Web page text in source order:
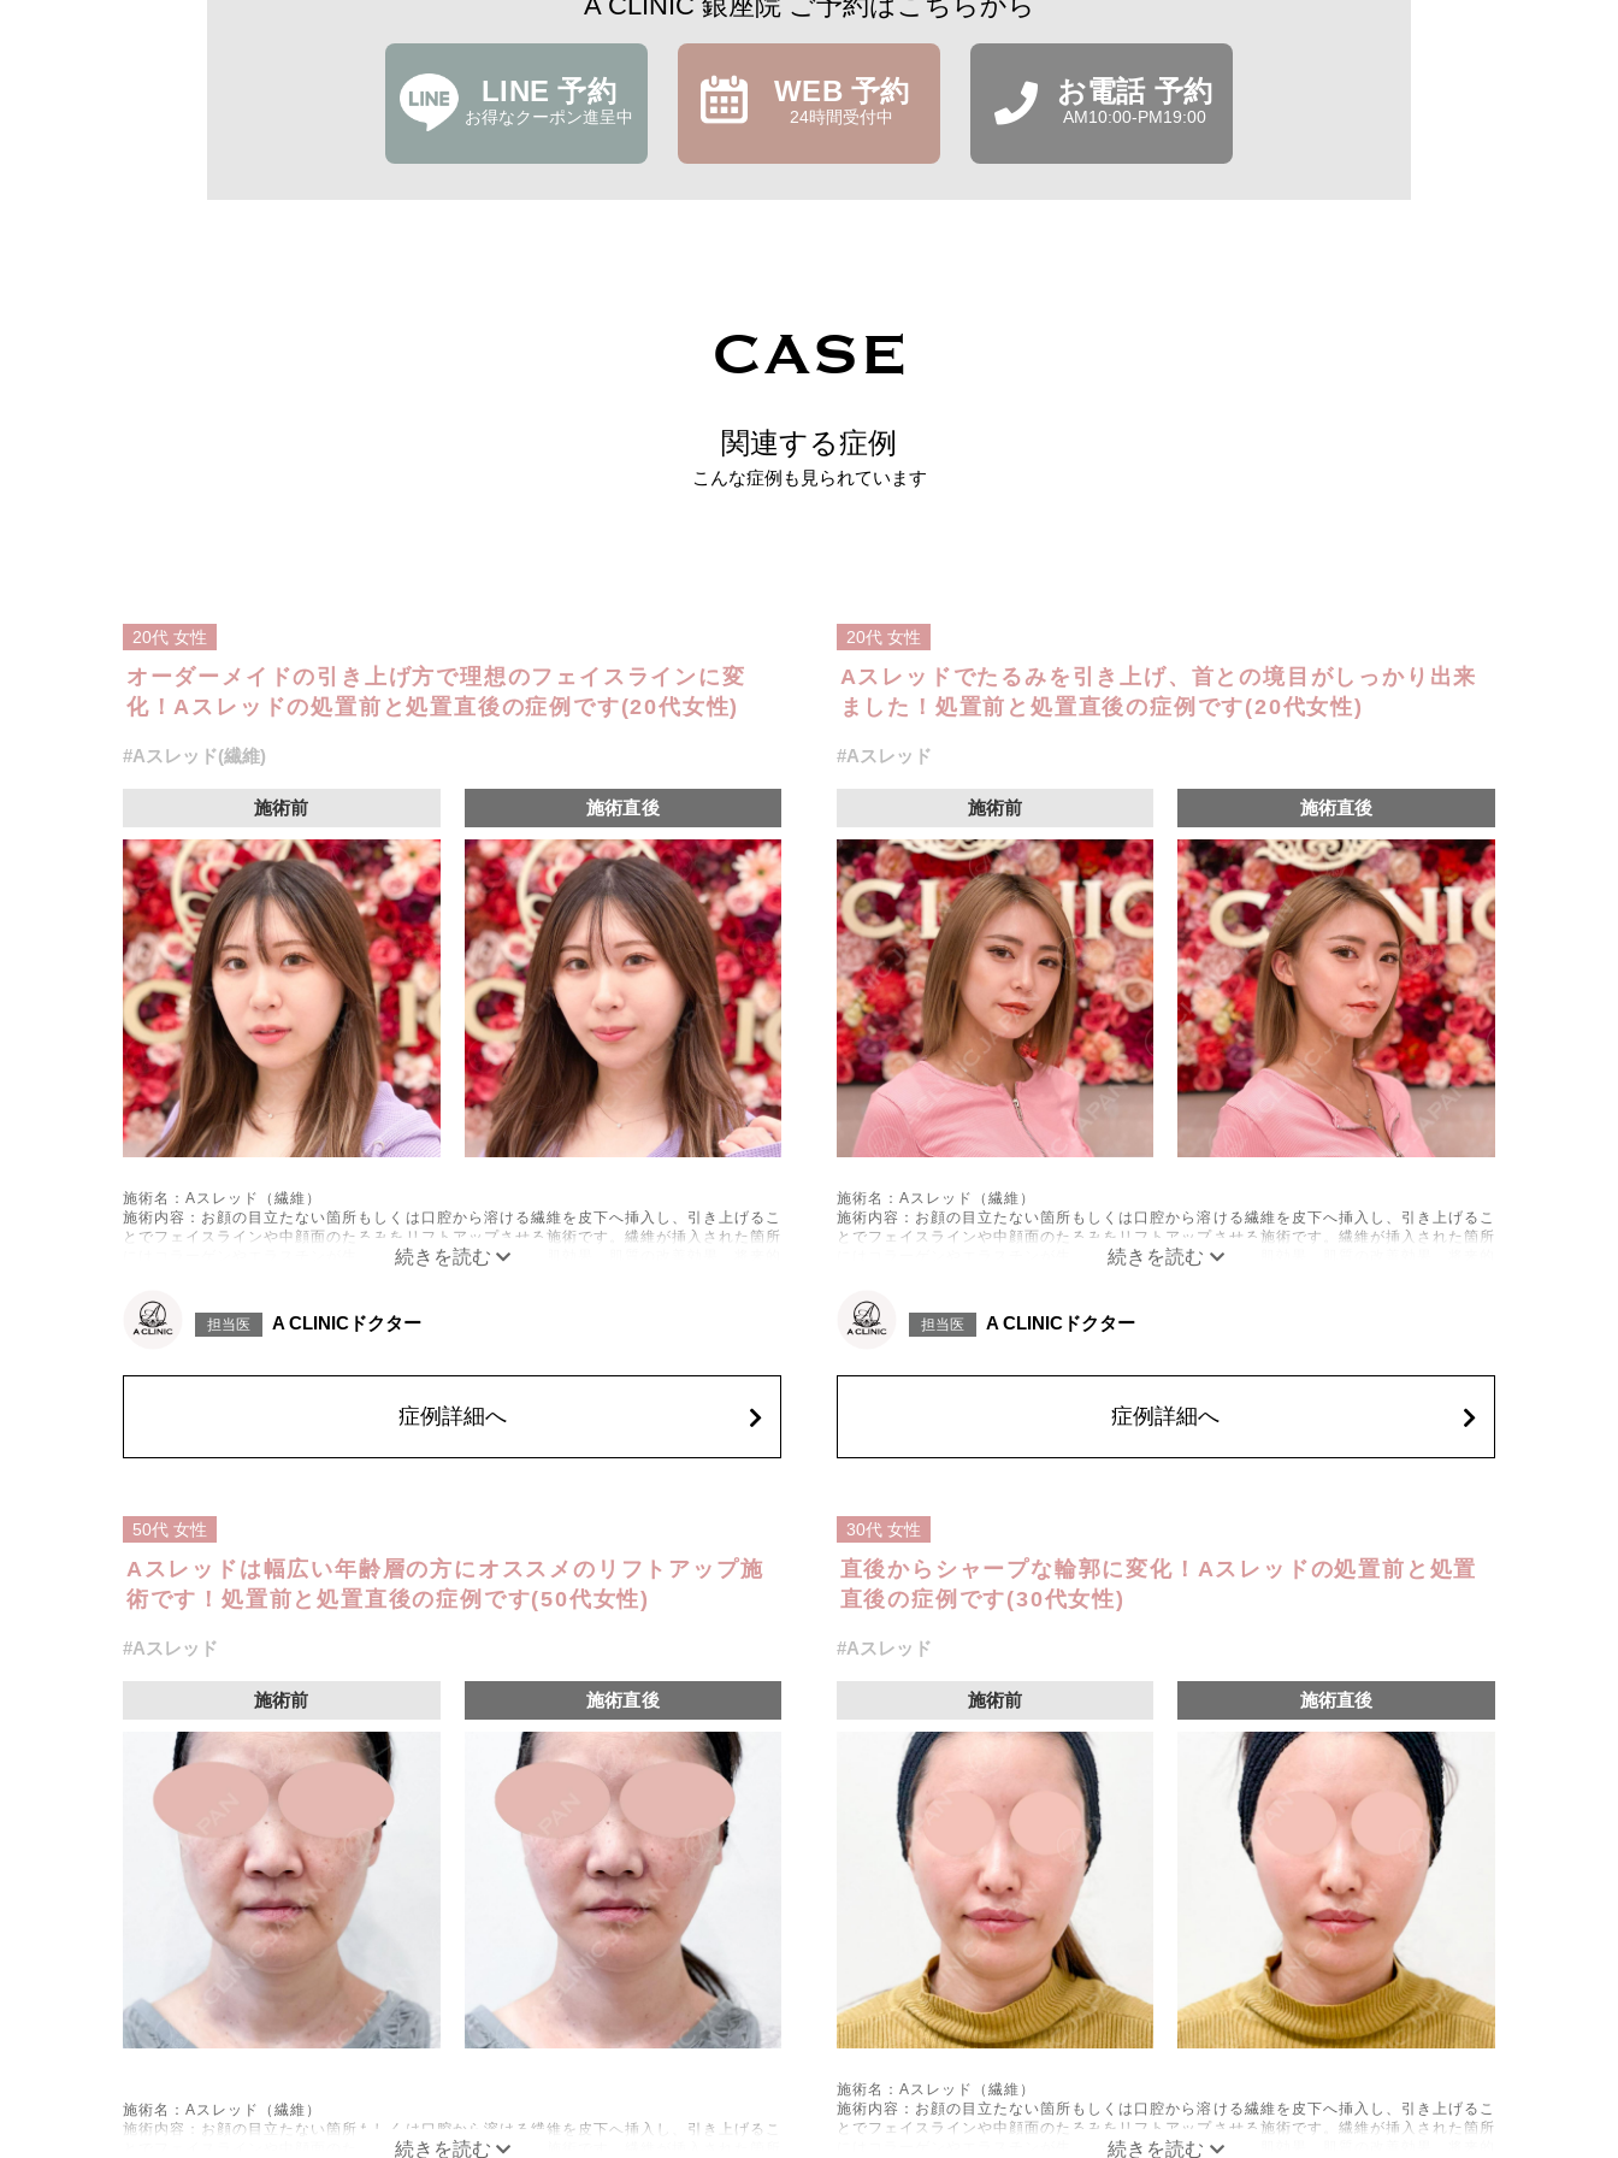
LINE 予約
お得なクーポン進呈中
WEB 予約
24時間受付中
お電話 予約
AM10:00-PM19:00
CASE
関連する症例
こんな症例も見られています
20代 女性
オーダーメイドの引き上げ方で理想のフェイスラインに変
化！Aスレッドの処置前と処置直後の症例です(20代女性)
#Aスレッド(繊維)
施術前 施術直後
施術名：Aスレッド（繊維）
施術内容：お顔の目立たない箇所もしくは口腔から溶ける繊維を皮下へ挿入し、引き上げるこ
とでフェイスラインや中顔面のたるみをリフトアップさせる施術です。繊維が挿入された箇所
にはコラーゲンやエラスチンが生成されるため、長期的な美肌効果、肌質の改善効果、将来的
リスク、副作用：腫れ、内出血、疼痛、頭痛、引き攣れ感などが生じることがございます。ま
た、稀ではありますが、施術部位の細菌感染症、皮膚のよれ、繊維の突出などが生じることが
担当医 A CLINICドクター
症例詳細へ
20代 女性
Aスレッドでたるみを引き上げ、首との境目がしっかり出来
ました！処置前と処置直後の症例です(20代女性)
#Aスレッド
施術前 施術直後
施術名：Aスレッド（繊維）
施術内容：お顔の目立たない箇所もしくは口腔から溶ける繊維を皮下へ挿入し、引き上げるこ
とでフェイスラインや中顔面のたるみをリフトアップさせる施術です。繊維が挿入された箇所
にはコラーゲンやエラスチンが生成されるため、長期的な美肌効果、肌質の改善効果、将来的
リスク、副作用：腫れ、内出血、疼痛、頭痛、引き攣れ感などが生じることがございます。ま
た、稀ではありますが、施術部位の細菌感染症、皮膚のよれ、繊維の突出などが生じることが
担当医 A CLINICドクター
症例詳細へ
50代 女性
Aスレッドは幅広い年齢層の方にオススメのリフトアップ施
術です！処置前と処置直後の症例です(50代女性)
#Aスレッド
施術前 施術直後
施術名：Aスレッド（繊維）
施術内容：お顔の目立たない箇所もしくは口腔から溶ける繊維を皮下へ挿入し、引き上げるこ
とでフェイスラインや中顔面のたるみをリフトアップさせる施術です。繊維が挿入された箇所
30代 女性
直後からシャープな輪郭に変化！Aスレッドの処置前と処置
直後の症例です(30代女性)
#Aスレッド
施術前 施術直後
施術名：Aスレッド（繊維）
施術内容：お顔の目立たない箇所もしくは口腔から溶ける繊維を皮下へ挿入し、引き上げるこ
とでフェイスラインや中顔面のたるみをリフトアップさせる施術です。繊維が挿入された箇所
にはコラーゲンやエラスチンが生成されるため、長期的な美肌効果、肌質の改善効果、将来的